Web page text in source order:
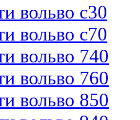
вольво c30
вольво c70
вольво 740
вольво 760
вольво 850